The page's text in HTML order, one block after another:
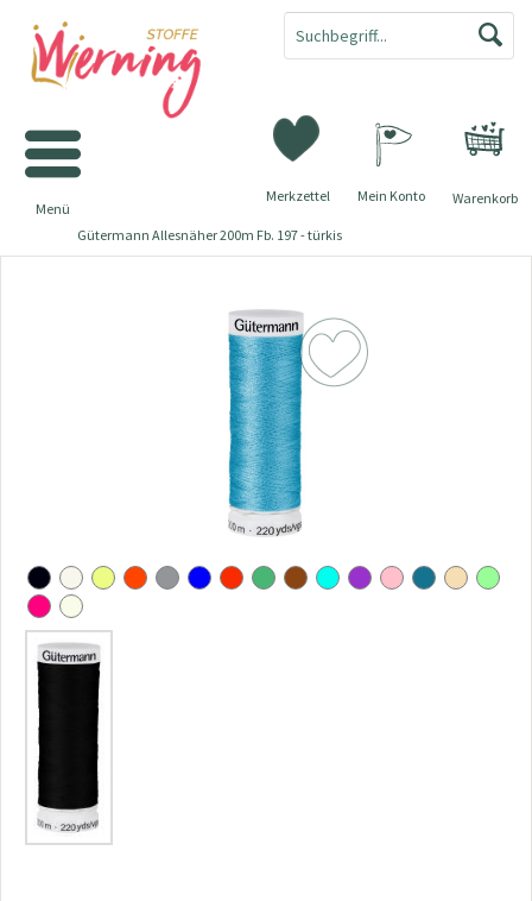
Warenkorb
Merkzettel Mein Konto
Menü
Gütermann Allesnäher 200m Fb. 197 - türkis